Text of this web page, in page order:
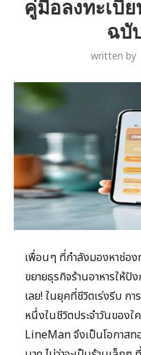
คู่มือลงทะเบี
ฉบั
written by
เพื่อนๆ ที่กำลังมองหาช่อง
ขยายธุรกิจร้านอาหารให้ปั
เลย! ในยุคที่ชีวิตเร่งรีบ กา
หนึ่งในชีวิตประจำวันของ
LineMan จึงเป็นโอกาสท